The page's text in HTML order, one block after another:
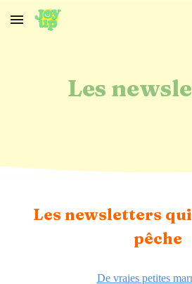
Skip to main content
Les
Les newsletters
pêche
De vraies petites